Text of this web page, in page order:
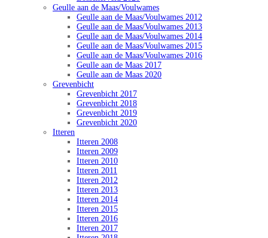
Geulle aan de Maas/Voulwames
Geulle aan de Maas/Voulwames 2012
Geulle aan de Maas/Voulwames 2013
Geulle aan de Maas/Voulwames 2014
Geulle aan de Maas/Voulwames 2015
Geulle aan de Maas/Voulwames 2016
Geulle aan de Maas 2017
Geulle aan de Maas 2020
Grevenbicht
Grevenbicht 2017
Grevenbicht 2018
Grevenbicht 2019
Grevenbicht 2020
Itteren
Itteren 2008
Itteren 2009
Itteren 2010
Itteren 2011
Itteren 2012
Itteren 2013
Itteren 2014
Itteren 2015
Itteren 2016
Itteren 2017